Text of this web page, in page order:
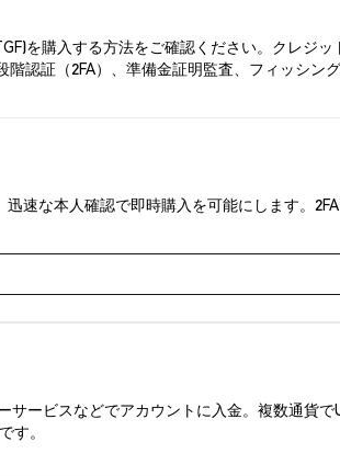
を購入する方法をご確認ください。クレジ
認証（2FA）、準備金証明監査、フィッシ
速な本人確認で即時購入を可能にします。
ービスなどでアカウントに入金。複数通貨
す。